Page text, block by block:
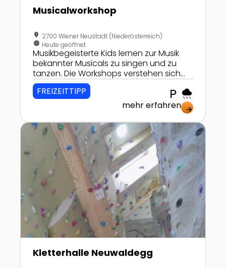
Musicalworkshop
location_on 2700 Wiener Neustadt (Niederösterreich)
nest_clock_farsight_analog Heute geöffnet
Musikbegeisterte Kids lernen zur Musik
bekannter Musicals zu singen und zu
tanzen. Die Workshops verstehen sich
nicht als "Talentschmiede", sondern
sollen für alle Kinder und Jugendliche
FREIZEITTIPP local_parking rainy
mehr erfahren arrow_forward
Zur Detailseite von Kletterhalle Neuwaldegg
Kletterhalle Neuwaldegg